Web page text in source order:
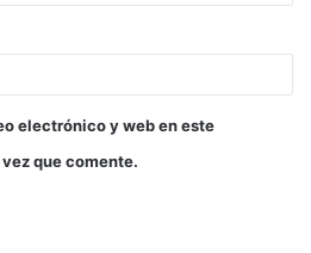
electrónico y web en este
que comente.